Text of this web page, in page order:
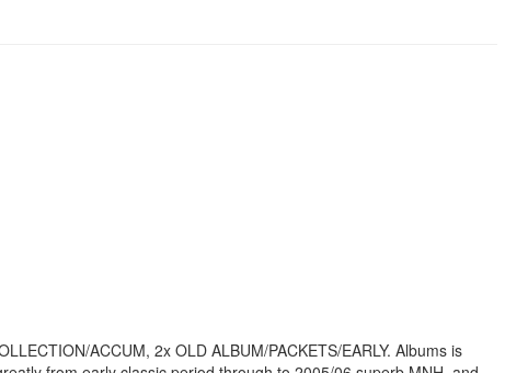
ACCUM, 2x OLD ALBUM/PACKETS/EARLY. Albums is